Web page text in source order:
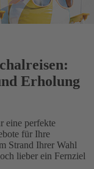
Erholung
eine perfekte
für Ihre
Strand Ihrer Wahl
lieber ein Fernziel